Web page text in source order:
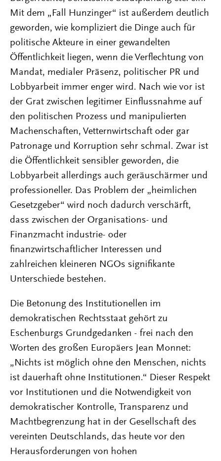
Mit dem „Fall Hunzinger“ ist außerdem deutlich
geworden, wie kompliziert die Dinge auch für
politische Akteure in einer gewandelten
Öffentlichkeit liegen, wenn die Verflechtung von
Mandat, medialer Präsenz, politischer PR und
Lobbyarbeit immer enger wird. Nach wie vor ist
der Grat zwischen legitimer Einflussnahme auf
den politischen Prozess und manipulierten
Machenschaften, Vetternwirtschaft oder gar
Patronage und Korruption sehr schmal. Zwar ist
die Öffentlichkeit sensibler geworden, die
Lobbyarbeit allerdings auch geräuschärmer und
professioneller. Das Problem der „heimlichen
Gesetzgeber“ wird noch dadurch verschärft,
dass zwischen der Organisations- und
Finanzmacht industrie- oder
finanzwirtschaftlicher Interessen und
zahlreichen kleineren NGOs signifikante
Unterschiede bestehen.
Die Betonung des Institutionellen im
demokratischen Rechtsstaat gehört zu
Eschenburgs Grundgedanken - frei nach den
Worten des großen Europäers Jean Monnet:
„Nichts ist möglich ohne den Menschen, nichts
ist dauerhaft ohne Institutionen.“ Dieser Respekt
vor Institutionen und die Notwendigkeit von
demokratischer Kontrolle, Transparenz und
Machtbegrenzung hat in der Gesellschaft des
vereinten Deutschlands, das heute vor den
Herausforderungen von hohen